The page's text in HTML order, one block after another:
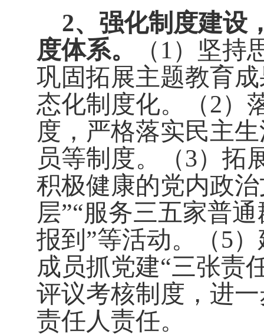
2、强化制度建设
度体系。
（1）坚
巩固拓展主题教育
态化制度化。（2）
度，严格落实民主
员等制度。（3）拓
积极健康的党内政
层”“服务三五家普
报到”等活动。（5
成员抓党建“三张责
评议考核制度，进
责任人责任。